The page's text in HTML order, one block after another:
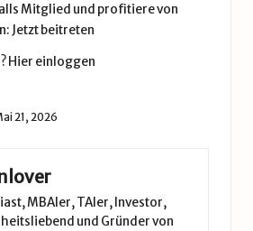
Mitglied und profitiere von
Jetzt beitreten
Hier einloggen
21, 2026
MBAler, TAler, Investor,
und Gründer von